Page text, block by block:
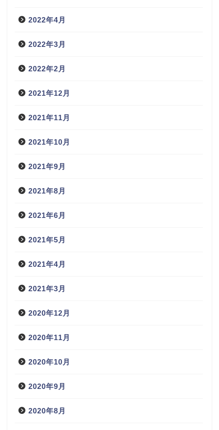
2022年4月
2022年3月
2022年2月
2021年12月
2021年11月
2021年10月
2021年9月
2021年8月
2021年6月
2021年5月
2021年4月
2021年3月
2020年12月
2020年11月
2020年10月
2020年9月
2020年8月